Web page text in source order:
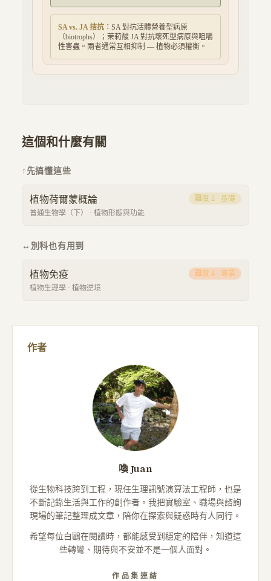
SA vs. JA 拮抗： SA 對抗活體營養型病原
（biotrophs）；茉莉酸 JA 對抗壞死型病原與咀嚼
性害蟲。兩者通常互相抑制 — 植物必須權衡。
這個和什麼有關
↑ 先搞懂這些
植物荷爾蒙概論
普通生物學（下） · 植物形態與功能
難度 2 · 基礎
↔ 別科也有用到
植物免疫
植物生理學 · 植物逆境
難度 4 · 專業
作者
喚 Juan
從生物科技跨到工程，現任生理訊號演算法工程師，也是
不斷記錄生活與工作的創作者。我把實驗室、職場與諮詢
現場的筆記整理成文章，陪你在探索與疑惑時有人同行。
希望每位白鷗在閱讀時，都能感受到穩定的陪伴，知道這
些轉彎、期待與不安並不是一個人面對。
作品集連結